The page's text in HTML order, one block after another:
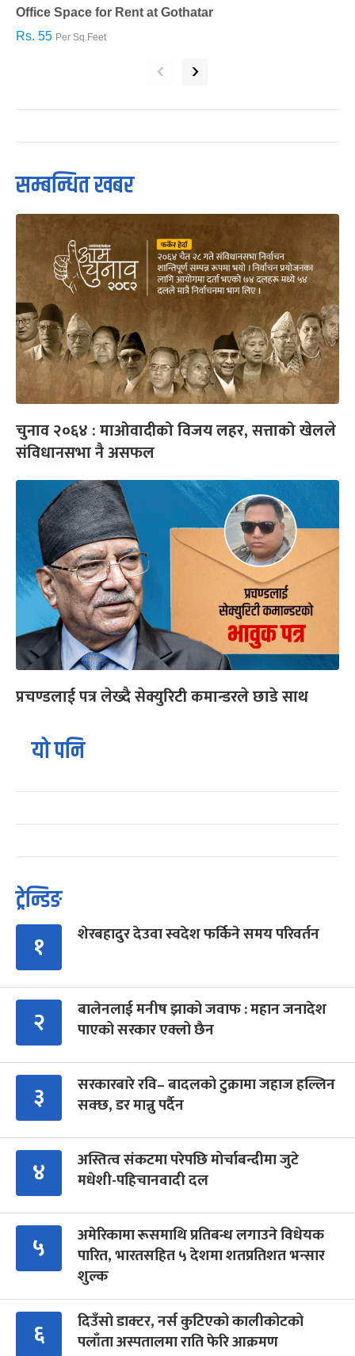
Office Space for Rent at Gothatar
Rs. 55 Per Sq.Feet
‹ ›
सम्बन्धित खबर
चुनाव २०६४ : माओवादीको विजय लहर, सत्ताको खेलले
संविधानसभा नै असफल
प्रचण्डलाई पत्र लेख्दै सेक्युरिटी कमान्डरले छाडे साथ
यो पनि
ट्रेन्डिङ
१ शेरबहादुर देउवा स्वदेश फर्किने समय परिवर्तन
२
बालेनलाई मनीष झाको जवाफ : महान जनादेश
पाएको सरकार एक्लो छैन
३
सरकारबारे रवि– बादलको टुक्रामा जहाज हल्लिन
सक्छ, डर मान्नु पर्दैन
४
अस्तित्व संकटमा परेपछि मोर्चाबन्दीमा जुटे
मधेशी-पहिचानवादी दल
५
अमेरिकामा रूसमाथि प्रतिबन्ध लगाउने विधेयक
पारित, भारतसहित ५ देशमा शतप्रतिशत भन्सार
शुल्क
६
दिउँसो डाक्टर, नर्स कुटिएको कालीकोटको
पलाँता अस्पतालमा राति फेरि आक्रमण